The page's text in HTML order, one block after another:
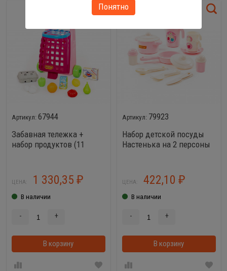
67944
Забавная тележка +
набор продуктов (11
ЦЕНА: 1 330,35 ₽
В наличии
- +
В корзину В корзинке
79923
Набор детской посуды
Настенька на 2 персоны
ЦЕНА: 422,10 ₽
В наличии
- +
В корзину
Понятно